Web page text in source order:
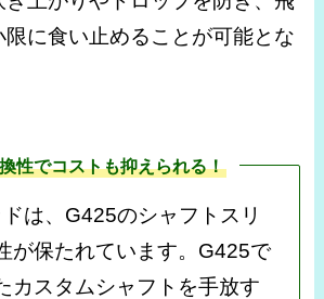
に食い止めることが可能とな
性でコストも抑えられる！
は、G425のシャフトスリ
が保たれています。G425で
カスタムシャフトを手放す